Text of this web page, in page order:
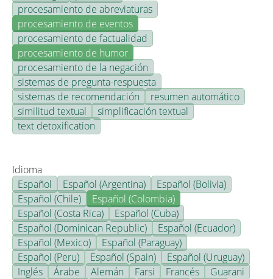
procesamiento de abreviaturas
procesamiento de eventos
procesamiento de factualidad
procesamiento de humor
procesamiento de la negación
sistemas de pregunta-respuesta
sistemas de recomendación
resumen automático
similitud textual
simplificación textual
text detoxification
Idioma
Español
Español (Argentina)
Español (Bolivia)
Español (Chile)
Español (Colombia)
Español (Costa Rica)
Español (Cuba)
Español (Dominican Republic)
Español (Ecuador)
Español (Mexico)
Español (Paraguay)
Español (Peru)
Español (Spain)
Español (Uruguay)
Inglés
Árabe Alemán Farsi Francés
Guarani